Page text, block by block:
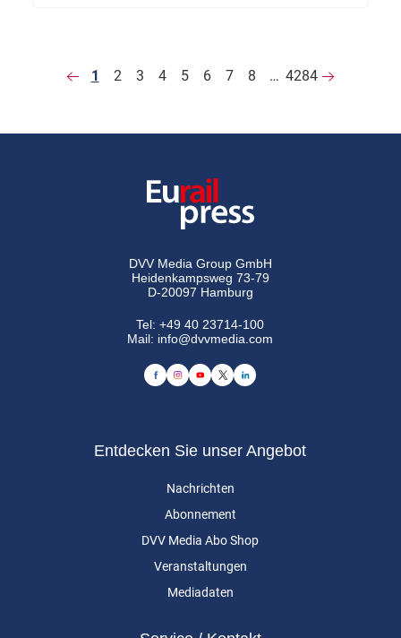
1 2 3 4 5 6 7 8 … 4284
DVV Media Group GmbH
Heidenkampsweg 73-79
D-20097 Hamburg
Tel:+49 40 23714-100
Mail: info@dvvmedia.com
Entdecken Sie unser Angebot
Nachrichten
Abonnement
DVV Media Abo Shop
Veranstaltungen
Mediadaten